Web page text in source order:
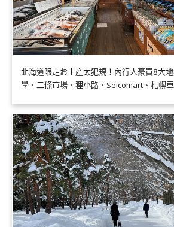
北海道限定お土産太犯規！內行人豪買8大
學、二條市場、狸小路、Seicomart、札幌